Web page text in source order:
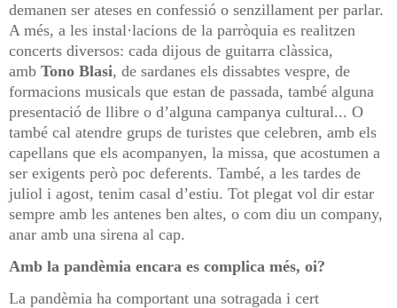
demanen ser ateses en confessió o senzillament per parlar.
A més, a les instal·lacions de la parròquia es realitzen
concerts diversos: cada dijous de guitarra clàssica,
amb Tono Blasi, de sardanes els dissabtes vespre, de
formacions musicals que estan de passada, també alguna
presentació de llibre o d’alguna campanya cultural... O
també cal atendre grups de turistes que celebren, amb els
capellans que els acompanyen, la missa, que acostumen a
ser exigents però poc deferents. També, a les tardes de
juliol i agost, tenim casal d’estiu. Tot plegat vol dir estar
sempre amb les antenes ben altes, o com diu un company,
anar amb una sirena al cap.
Amb la pandèmia encara es complica més, oi?
La pandèmia ha comportant una sotragada i cert